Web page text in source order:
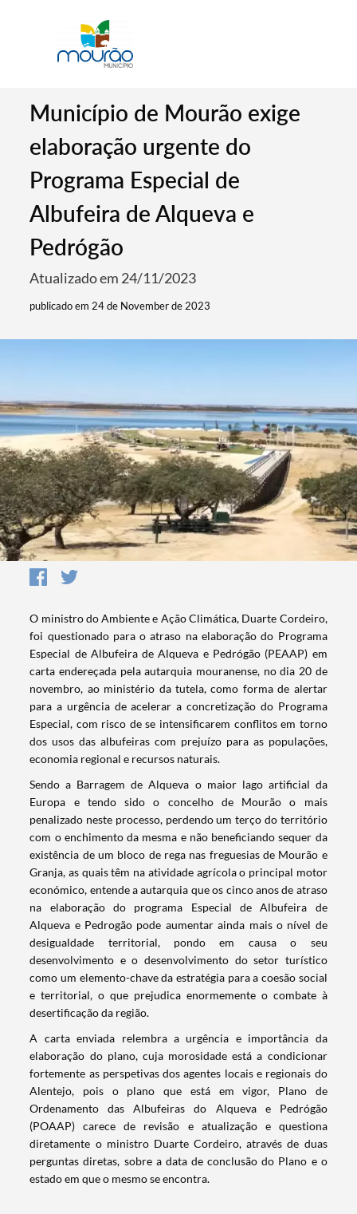
Termo de Pesquisa
Categorias gerais
Município de Mourão exige
elaboração urgente do
Programa Especial de
Albufeira de Alqueva e
Pedrógão
Atualizado em 24/11/2023
publicado em 24 de November de 2023
O ministro do Ambiente e Ação Climática, Duarte Cordeiro,
foi questionado para o atraso na elaboração do Programa
Especial de Albufeira de Alqueva e Pedrógão (PEAAP) em
carta endereçada pela autarquia mouranense, no dia 20 de
novembro, ao ministério da tutela, como forma de alertar
para a urgência de acelerar a concretização do Programa
Especial, com risco de se intensificarem conflitos em torno
dos usos das albufeiras com prejuízo para as populações,
economia regional e recursos naturais.
Sendo a Barragem de Alqueva o maior lago artificial da
Europa e tendo sido o concelho de Mourão o mais
penalizado neste processo, perdendo um terço do território
com o enchimento da mesma e não beneficiando sequer da
existência de um bloco de rega nas freguesias de Mourão e
Granja, as quais têm na atividade agrícola o principal motor
económico, entende a autarquia que os cinco anos de atraso
na elaboração do programa Especial de Albufeira de
Alqueva e Pedrogão pode aumentar ainda mais o nível de
desigualdade territorial, pondo em causa o seu
desenvolvimento e o desenvolvimento do setor turístico
como um elemento-chave da estratégia para a coesão social
e territorial, o que prejudica enormemente o combate à
desertificação da região.
A carta enviada relembra a urgência e importância da
elaboração do plano, cuja morosidade está a condicionar
fortemente as perspetivas dos agentes locais e regionais do
Alentejo, pois o plano que está em vigor, Plano de
Ordenamento das Albufeiras do Alqueva e Pedrógão
(POAAP) carece de revisão e atualização e questiona
diretamente o ministro Duarte Cordeiro, através de duas
perguntas diretas, sobre a data de conclusão do Plano e o
estado em que o mesmo se encontra.